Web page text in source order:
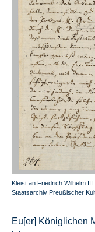
Kleist an Friedrich Wilhelm
Staatsarchiv Preußischer
Eu[er] Königlichen